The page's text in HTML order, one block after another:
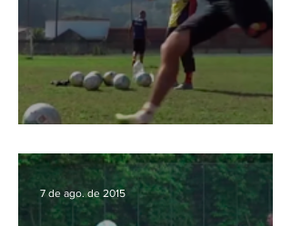
7 de ago. de 2015